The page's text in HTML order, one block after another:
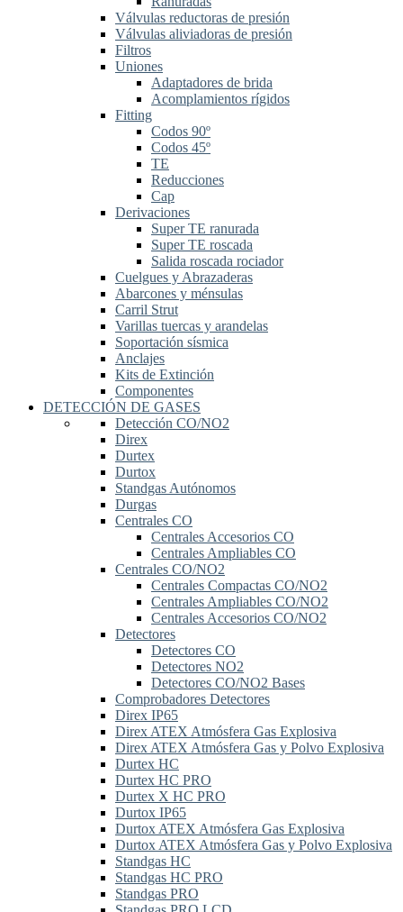
Válvulas reductoras de presión
Válvulas aliviadoras de presión
Filtros
Uniones
Adaptadores de brida
Acomplamientos rígidos
Fitting
Codos 90º
Codos 45º
TE
Reducciones
Cap
Derivaciones
Super TE ranurada
Super TE roscada
Salida roscada rociador
Cuelgues y Abrazaderas
Abarcones y ménsulas
Carril Strut
Varillas tuercas y arandelas
Soportación sísmica
Anclajes
Kits de Extinción
Componentes
DETECCIÓN DE GASES
Detección CO/NO2
Direx
Durtex
Durtox
Standgas Autónomos
Durgas
Centrales CO
Centrales Accesorios CO
Centrales Ampliables CO
Centrales CO/NO2
Centrales Compactas CO/NO2
Centrales Ampliables CO/NO2
Centrales Accesorios CO/NO2
Detectores
Detectores CO
Detectores NO2
Detectores CO/NO2 Bases
Comprobadores Detectores
Direx IP65
Direx ATEX Atmósfera Gas Explosiva
Direx ATEX Atmósfera Gas y Polvo Explosiva
Durtex HC
Durtex HC PRO
Durtex X HC PRO
Durtox IP65
Durtox ATEX Atmósfera Gas Explosiva
Durtox ATEX Atmósfera Gas y Polvo Explosiva
Standgas HC
Standgas HC PRO
Standgas PRO